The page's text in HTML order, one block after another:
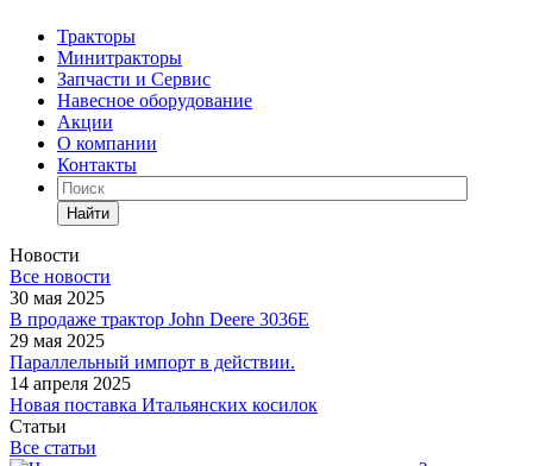
Тракторы
Минитракторы
Запчасти и Сервис
Навесное оборудование
Акции
О компании
Контакты
Найти
Новости
Все новости
30 мая 2025
В продаже трактор John Deere 3036E
29 мая 2025
Параллельный импорт в действии.
14 апреля 2025
Новая поставка Итальянских косилок
Статьи
Все статьи